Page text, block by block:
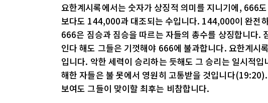
요한계시록에서는 숫자가 상징적 의미를 지니기에, 666
보다도 144,000과 대조되는 수입니다. 144,000이 완전
666은 짐승과 짐승을 따르는 자들의 총수를 상징합니다.
인다 해도 그들은 기껏해야 666에 불과합니다. 요한계
입니다. 악한 세력이 승리하는 듯해도 그 승리는 일시적
해한 자들은 불 못에서 영원히 고통받을 것입니다
보여도 그들이 맞이할 최후는 비참합니다.